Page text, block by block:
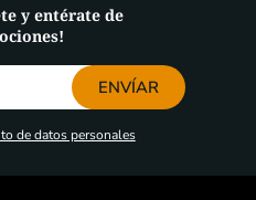
y entérate de
ENVÍAR
de datos personales